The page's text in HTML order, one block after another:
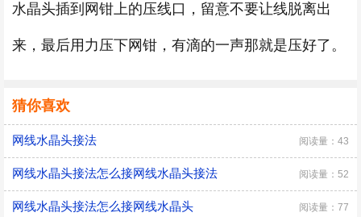
水晶头插到网钳上的压线口，留意不要让线脱离出
来，最后用力压下网钳，有滴的一声那就是压好了。
猜你喜欢
网线水晶头接法 阅读量：43
网线水晶头接法怎么接网线水晶头接法 阅读量：52
网线水晶头接法怎么接网线水晶头 阅读量：77